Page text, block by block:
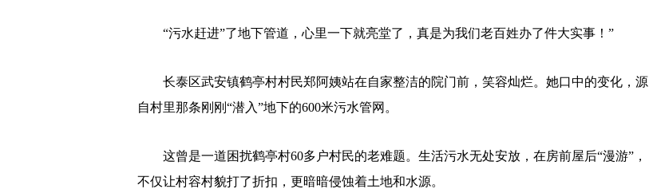
“污水赶进”了地下管道，心里一下就亮堂了，真是为我们老百姓办了件大实事！”
长泰区武安镇鹤亭村村民郑阿姨站在自家整洁的院门前，笑容灿烂。她口中的变化，源
自村里那条刚刚“潜入”地下的600米污水管网。
这曾是一道困扰鹤亭村60多户村民的老难题。生活污水无处安放，在房前屋后“漫游”，
不仅让村容村貌打了折扣，更暗暗侵蚀着土地和水源。